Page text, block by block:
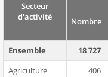
Secteur
d'activité
Nombre
Ensemble 18 727
Agriculture
406